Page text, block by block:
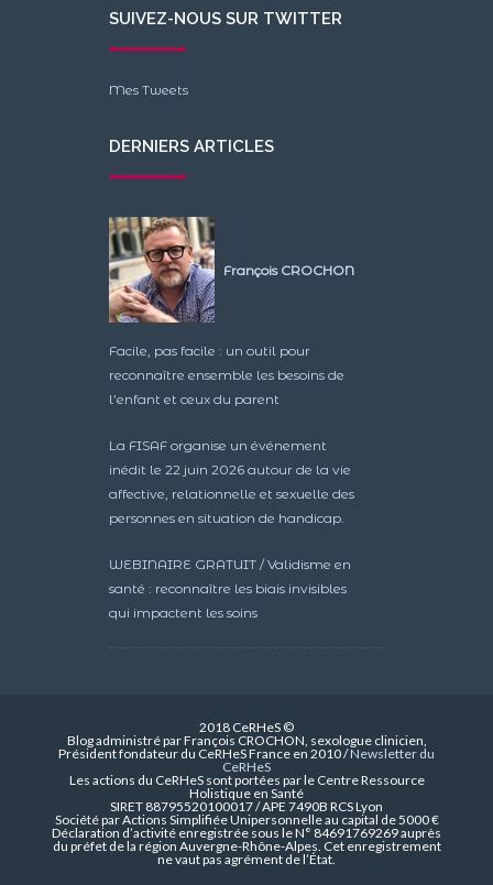
SUIVEZ-NOUS SUR TWITTER
Mes Tweets
DERNIERS ARTICLES
François CROCHON
Facile, pas facile : un outil pour
reconnaître ensemble les besoins de
l’enfant et ceux du parent
La FISAF organise un événement
inédit le 22 juin 2026 autour de la vie
affective, relationnelle et sexuelle des
personnes en situation de handicap.
WEBINAIRE GRATUIT / Validisme en
santé : reconnaître les biais invisibles
qui impactent les soins
2018 CeRHeS ©
Blog administré par François CROCHON, sexologue clinicien,
Président fondateur du CeRHeS France en 2010 /Newsletter du
CeRHeS
Les actions du CeRHeS sont portées par le Centre Ressource
Holistique en Santé
SIRET 88795520100017 / APE 7490B RCS Lyon
Société par Actions Simplifiée Unipersonnelle au capital de 5000 €
Déclaration d’activité enregistrée sous le N° 84691769269 auprès
du préfet de la région Auvergne-Rhône-Alpes. Cet enregistrement
ne vaut pas agrément de l’État.